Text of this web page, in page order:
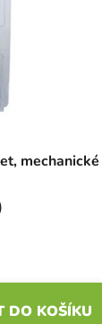
mechanické
DO KOŠÍKU